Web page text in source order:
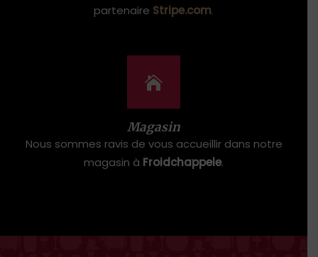
partenaire Stripe.com.
Magasin
Nous sommes ravis de vous accueillir dans notre
magasin à Froidchappele.